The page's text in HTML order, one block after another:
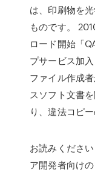
は、印刷物を
ものです。
ロード開始「
プサービス加
ファイル作成
スソフト文書
り、違法コピ
お読みくださ
ア開発者向け